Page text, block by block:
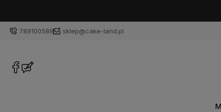
789100589 sklep@cake-land.pl